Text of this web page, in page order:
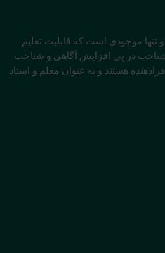
موجودی است که قابلیت تعلیم
در پی افزایش آگاهی و شناخت
هستند و به عنوان معلم و استاد